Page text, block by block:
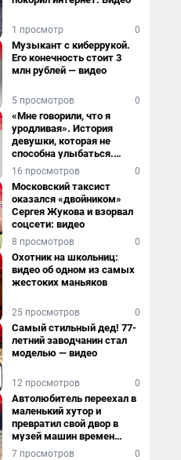
1 просмотр 0
Музыкант с киберрукой.
Его конечность стоит 3
млн рублей — видео
5 просмотров 0
«Мне говорили, что я
уродливая». История
девушки, которая не
способна улыбаться.
Видео
16 просмотров 0
Московский таксист
оказался «двойником»
Сергея Жукова и взорвал
соцсети: видео
8 просмотров 0
Охотник на школьниц:
видео об одном из самых
жестоких маньяков
25 просмотров 0
Самый стильный дед! 77-
летний заводчанин стал
моделью — видео
12 просмотров 0
Автолюбитель переехал в
маленький хутор и
превратил свой двор в
музей машин времен
СССР. Видео
7 просмотров 0